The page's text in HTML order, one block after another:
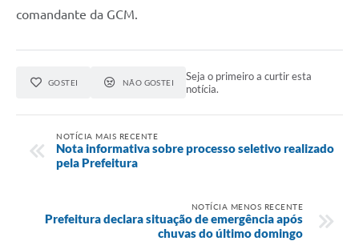
comandante da GCM.
GOSTEI NÃO GOSTEI
Seja o primeiro a curtir esta
notícia.
NOTÍCIA MAIS RECENTE
Nota informativa sobre processo seletivo realizado
pela Prefeitura
NOTÍCIA MENOS RECENTE
Prefeitura declara situação de emergência após
chuvas do último domingo